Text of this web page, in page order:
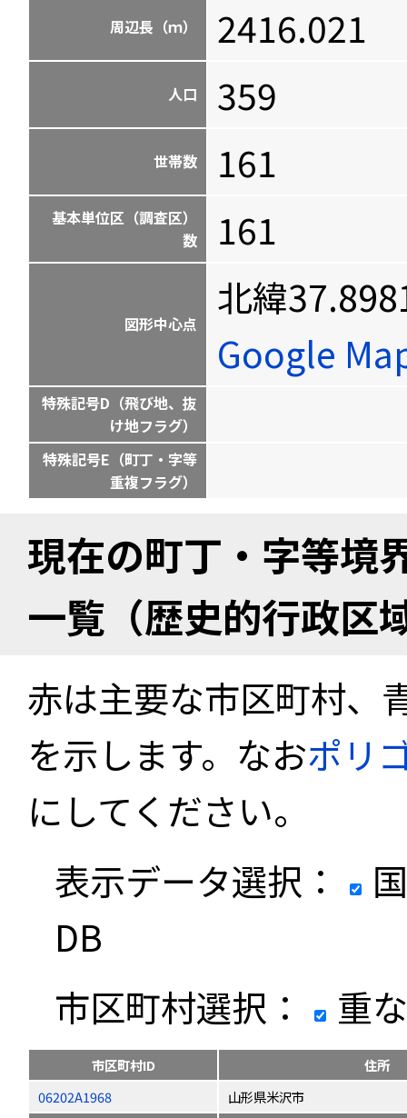
周辺長（ｍ） 2416.021
人口 359
世帯数 161
基本単位区（調査区）
数
161
図形中心点
北緯
Google
特殊記号D（飛び地、抜
け地フラグ）
特殊記号E（町丁・字等
重複フラグ）
現在の町丁・字等境
一覧（歴史的行政区
赤は主要な市区町村、
を示します。なおポリ
にしてください。
表示データ選択：
DB
市区町村選択：
重
市区町村ID
住所
06202A1968
山形県米沢市